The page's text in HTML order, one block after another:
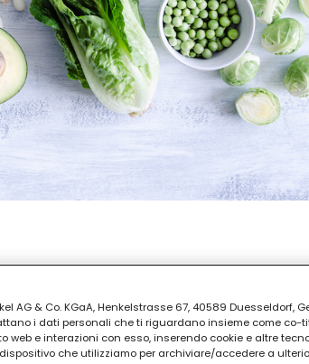
AG & Co. KGaA, Henkelstrasse 67, 40589 Duesseldorf,
i dati personali che ti riguardano insieme come
web e interazioni con esso, inserendo cookie e altre
che utilizziamo per archiviare/accedere a